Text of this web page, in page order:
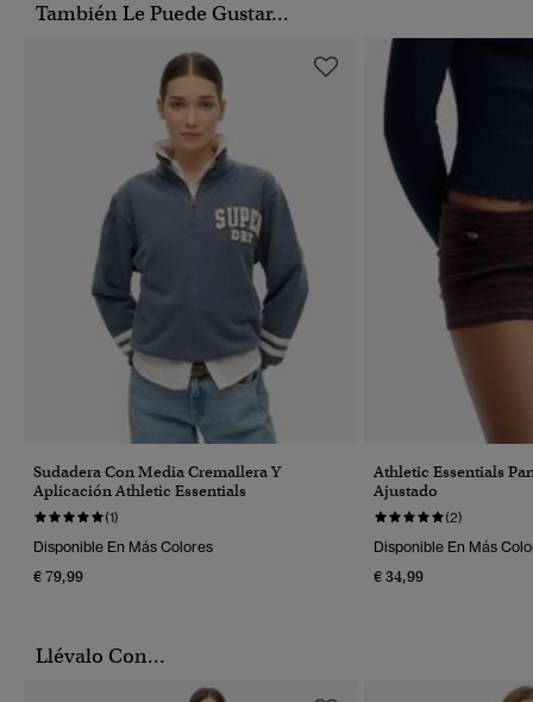
También Le Puede Gustar...
Sudadera Con Media Cremallera Y
Aplicación Athletic Essentials
(1)
Disponible En Más Colores
€ 79,99
Athletic Essentials
Ajustado
(2)
Disponible En Más
€ 34,99
Llévalo Con...